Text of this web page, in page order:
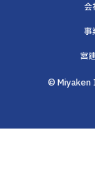
会
事
宮
© Miyaken